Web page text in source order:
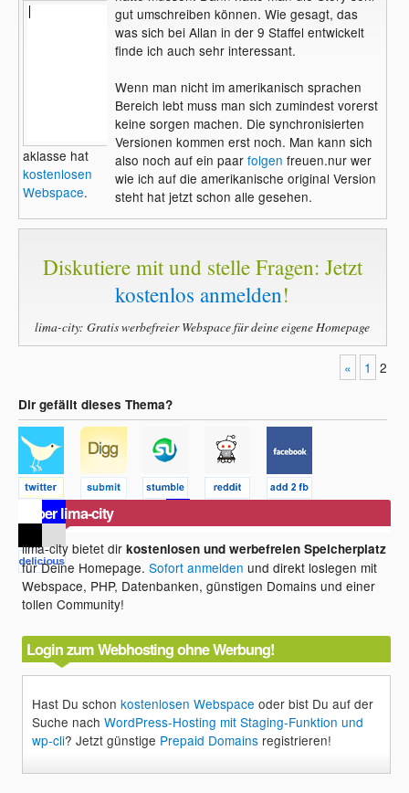
aklasse hat
kostenlosen
Webspace.
gut umschreiben können. Wie gesagt, das
was sich bei Allan in der 9 Staffel entwickelt
finde ich auch sehr interessant.
Wenn man nicht im amerikanisch sprachen
Bereich lebt muss man sich zumindest vorerst
keine sorgen machen. Die synchronisierten
Versionen kommen erst noch. Man kann sich
also noch auf ein paar folgen freuen.nur wer
wie ich auf die amerikanische original Version
steht hat jetzt schon alle gesehen.
Diskutiere mit und stelle Fragen: Jetzt
kostenlos anmelden!
lima-city: Gratis werbefreier Webspace für deine eigene Homepage
« 1 2
Dir gefällt dieses Thema?
Über lima-city
lima-city bietet dirkostenlosen und werbefreien Speicherplatz
für Deine Homepage.Sofort anmelden und direkt loslegen mit
Webspace, PHP, Datenbanken, günstigen Domains und einer
tollen Community!
Login zum Webhosting ohne Werbung!
Hast Du schonkostenlosen Webspace oder bist Du auf der
Suche nachWordPress-Hosting mit Staging-Funktion und
wp-cli? Jetzt günstige Prepaid Domains registrieren!